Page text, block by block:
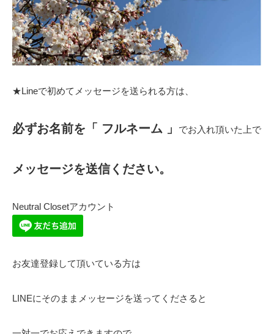
★Lineで初めてメッセージを送られる方は、
必ずお名前を「 フルネーム 」 でお入れ頂いた上で
メッセージを送信ください。
Neutral Closetアカウント
お友達登録して頂いている方は
LINEにそのままメッセージを送ってくださると